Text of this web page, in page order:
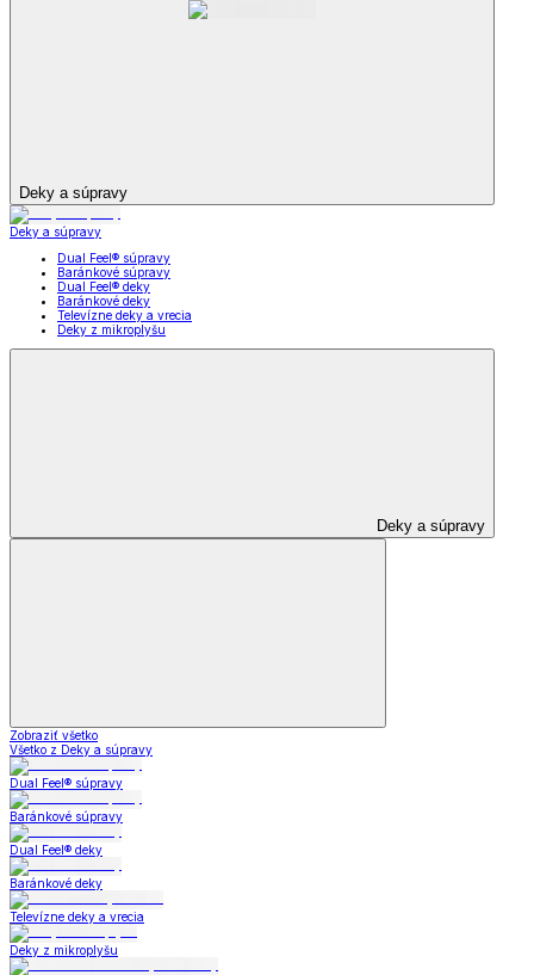
Deky a súpravy
Deky a súpravy
Dual Feel® súpravy
Baránkové súpravy
Dual Feel® deky
Baránkové deky
Televízne deky a vrecia
Deky z mikroplyšu
Deky a súpravy
Zobraziť všetko
Všetko z Deky a súpravy
Dual Feel® súpravy
Baránkové súpravy
Dual Feel® deky
Baránkové deky
Televízne deky a vrecia
Deky z mikroplyšu